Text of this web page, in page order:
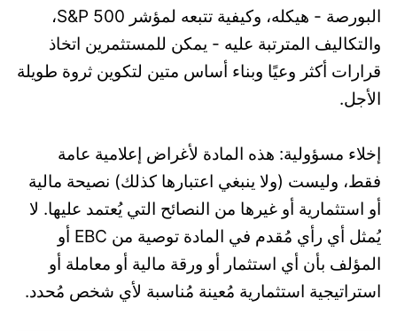
البورصة - هيكله، وكيفية تتبعه لمؤشر S&P 500،
والتكاليف المترتبة عليه - يمكن للمستثمرين اتخاذ
قرارات أكثر وعيًا وبناء أساس متين لتكوين ثروة طويلة
الأجل.
إخلاء مسؤولية: هذه المادة لأغراض إعلامية عامة
فقط، وليست (ولا ينبغي اعتبارها كذلك) نصيحة مالية
أو استثمارية أو غيرها من النصائح التي يُعتمد عليها. لا
يُمثل أي رأي مُقدم في المادة توصية من EBC أو
المؤلف بأن أي استثمار أو ورقة مالية أو معاملة أو
استراتيجية استثمارية مُعينة مُناسبة لأي شخص مُحدد.